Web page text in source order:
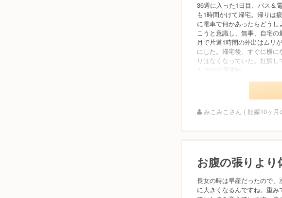
36週に入った1日目、バス＆
も1時間かけて帰宅。帰りは
に電車で何かあったらどう
こうと意識し、無事、自宅
月で片道1時間の外出はムリ
にした。帰宅後、すぐに横
りはなくなっていた。妊娠
も10分程度運転...
みこみこさん ( 妊娠10ヶ月
お腹の張りより
長女の時は早産だったので
に大きくなるんですね。重